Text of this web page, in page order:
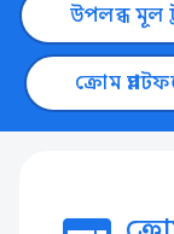
উপলব্ধ মূল
ক্রোম